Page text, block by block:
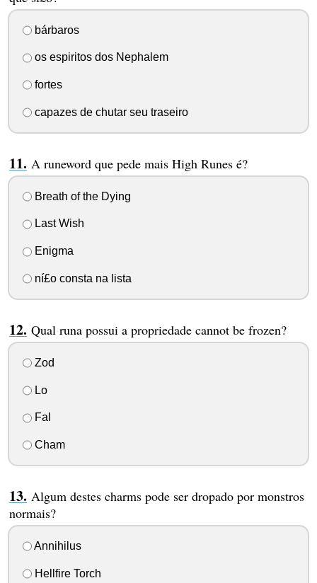
bárbaros
os espiritos dos Nephalem
fortes
capazes de chutar seu traseiro
A runeword que pede mais High Runes é?
Breath of the Dying
Last Wish
Enigma
ní£o consta na lista
Qual runa possui a propriedade cannot be frozen?
Zod
Lo
Fal
Cham
Algum destes charms pode ser dropado por monstros
normais?
Annihilus
Hellfire Torch